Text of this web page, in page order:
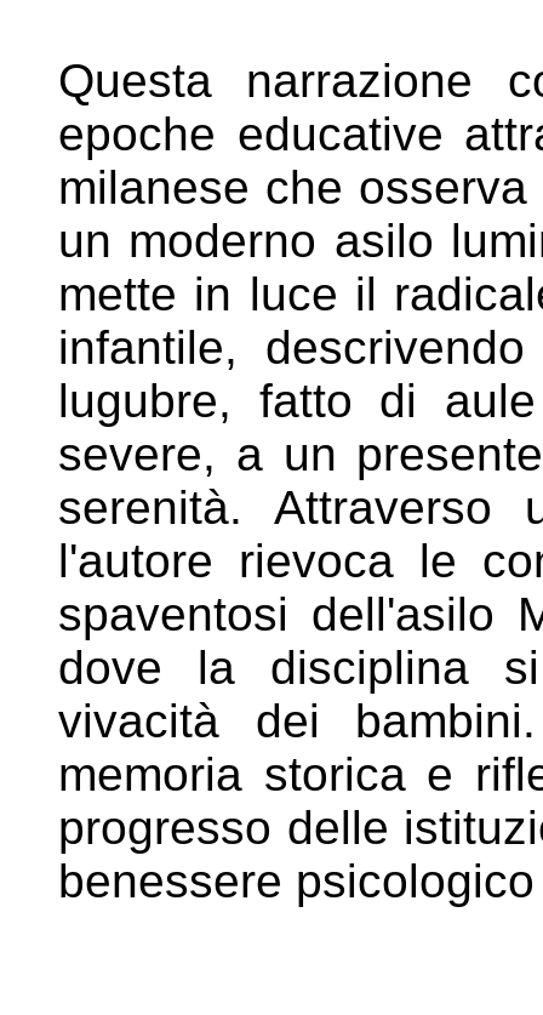
Questa narrazione
epoche educative
milanese che osserva
un moderno asilo
mette in luce il
infantile,
lugubre, fatto di
severe, a un
serenità.
l'autore rievoca le
spaventosi dell'asilo
dove la disciplina
vivacità dei
memoria storica e
progresso delle
benessere